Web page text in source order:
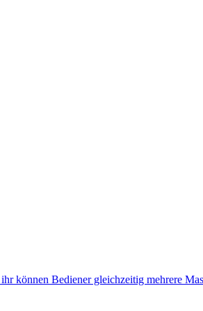
können Bediener gleichzeitig mehrere